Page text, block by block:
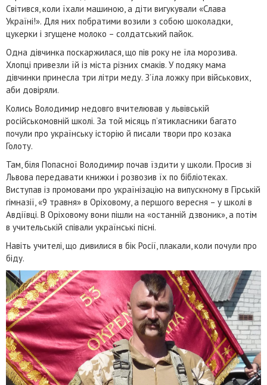
Світився, коли їхали машиною, а діти вигукували «Слава
Україні!». Для них побратими возили з собою шоколадки,
цукерки і згущене молоко – солдатський пайок.
Одна дівчинка поскаржилася, що пів року не їла морозива.
Хлопці привезли їй із міста різних смаків. У подяку мама
дівчинки принесла три літри меду. З’їла ложку при військових,
аби довіряли.
Колись Володимир недовго вчителював у львівській
російськомовній школі. За той місяць п’ятикласники багато
почули про українську історію й писали твори про козака
Голоту.
Там, біля Попасної Володимир почав їздити у школи. Просив зі
Львова передавати книжки і розвозив їх по бібліотеках.
Виступав із промовами про українізацію на випускному в Гірській
гімназії, «9 травня» в Оріховому, а першого вересня – у школі в
Авдіївці. В Оріховому вони пішли на «останній дзвоник», а потім
в учительській співали українські пісні.
Навіть учителі, що дивилися в бік Росії, плакали, коли почули про
біду.